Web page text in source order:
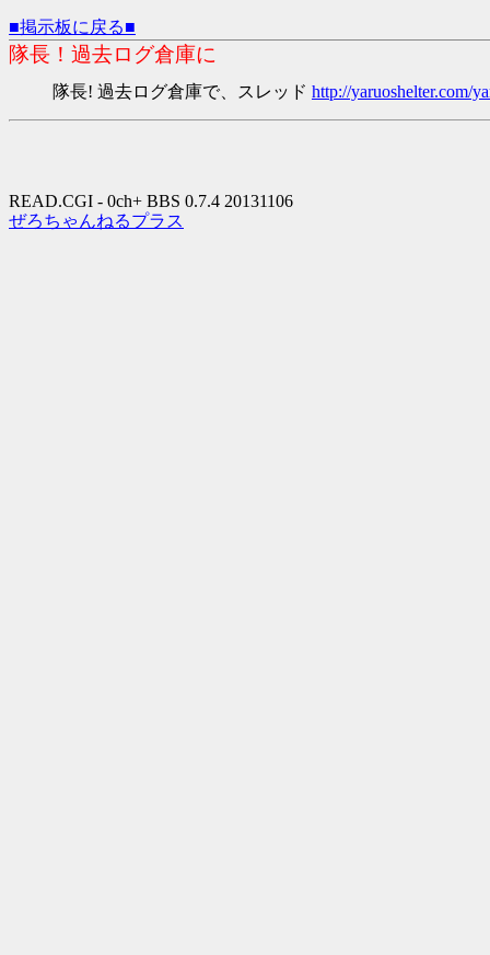
■掲示板に戻る■
隊長！過去ログ倉庫に
隊長! 過去ログ倉庫で、スレッド http://yaruoshelter.com/
READ.CGI - 0ch+ BBS 0.7.4 20131106
ぜろちゃんねるプラス